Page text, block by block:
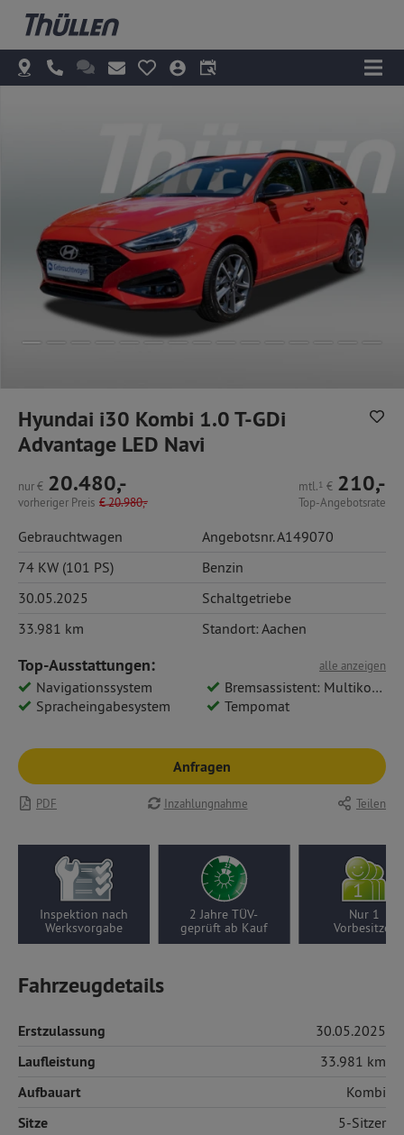
Hyundai i30 Kombi 1.0 T-GDi
Advantage LED Navi
nur€ 20.480,-
vorheriger Preis €20.980,-
mtl.1 € 210,-
Top-Angebotsrate
Gebrauchtwagen
Angebotsnr. A149070
74 KW (101 PS)
Benzin
30.05.2025
Schaltgetriebe
33.981 km
Standort: Aachen
alle anzeigen
Top-Ausstattungen:
Navigationssystem
Bremsassistent: Multikollisionsbremse
Spracheingabesystem
Tempomat
Anfragen
PDF Inzahlungnahme Teilen
Inspektion nach
Werksvorgabe
2 Jahre TÜV-
geprüft ab Kauf
Nur 1
Vorbesitzer
Fahrzeugdetails
Erstzulassung 30.05.2025
Laufleistung 33.981 km
Aufbauart Kombi
Sitze 5-Sitzer